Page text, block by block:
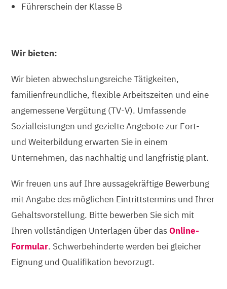
Führerschein der Klasse B
Wir bieten:
Wir bieten abwechslungsreiche Tätigkeiten,
familienfreundliche, flexible Arbeitszeiten und eine
angemessene Vergütung (TV-V). Umfassende
Sozialleistungen und gezielte Angebote zur Fort-
und Weiterbildung erwarten Sie in einem
Unternehmen, das nachhaltig und langfristig plant.
Wir freuen uns auf Ihre aussagekräftige Bewerbung
mit Angabe des möglichen Eintrittstermins und Ihrer
Gehaltsvorstellung. Bitte bewerben Sie sich mit
Ihren vollständigen Unterlagen über dasOnline-
Formular. Schwerbehinderte werden bei gleicher
Eignung und Qualifikation bevorzugt.